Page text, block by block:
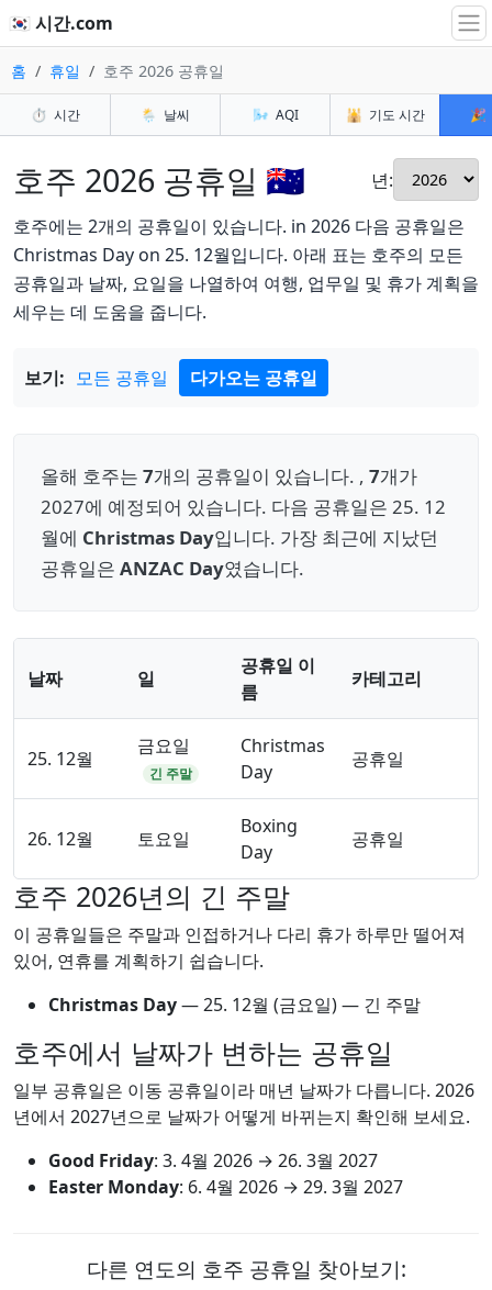
🇰🇷 시간.com
홈 휴일 호주 2026 공휴일
⏱️ 시간 🌦️ 날씨 🌬️ AQI 🕌 기도 시간 🎉
호주 2026 공휴일 🇦🇺
년:
호주에는 2개의 공휴일이 있습니다. in 2026 다음 공휴일은
Christmas Day on 25. 12월입니다. 아래 표는 호주의 모든
공휴일과 날짜, 요일을 나열하여 여행, 업무일 및 휴가 계획을
세우는 데 도움을 줍니다.
보기: 모든 공휴일 다가오는 공휴일
올해 호주는 7개의 공휴일이 있습니다. , 7개가
2027에 예정되어 있습니다. 다음 공휴일은 25. 12
월에 Christmas Day입니다. 가장 최근에 지났던
공휴일은 ANZAC Day였습니다.
날짜 일
공휴일 이
름
카테고리
25. 12월
금요일
긴 주말
Christmas
Day
공휴일
26. 12월 토요일
Boxing
Day
공휴일
호주 2026년의 긴 주말
이 공휴일들은 주말과 인접하거나 다리 휴가 하루만 떨어져
있어, 연휴를 계획하기 쉽습니다.
Christmas Day—25. 12월 (금요일) — 긴 주말
호주에서 날짜가 변하는 공휴일
일부 공휴일은 이동 공휴일이라 매년 날짜가 다릅니다. 2026
년에서 2027년으로 날짜가 어떻게 바뀌는지 확인해 보세요.
Good Friday: 3. 4월 2026 → 26. 3월 2027
Easter Monday: 6. 4월 2026 → 29. 3월 2027
다른 연도의 호주 공휴일 찾아보기: